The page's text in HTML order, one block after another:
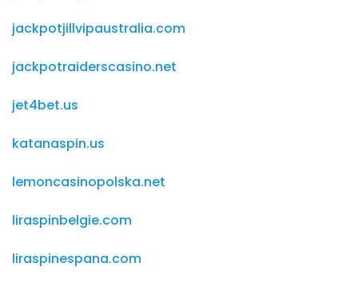
jackpotjillvipaustralia.com
jackpotraiderscasino.net
jet4bet.us
katanaspin.us
lemoncasinopolska.net
liraspinbelgie.com
liraspinespana.com